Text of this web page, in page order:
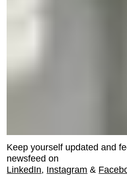
Keep yourself updated and
newsfeed on
LinkedIn, Instagram &